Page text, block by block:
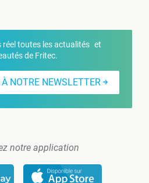
réel toutes les actualités et
de Fritec.
NOTRE NEWSLETTER
notre application